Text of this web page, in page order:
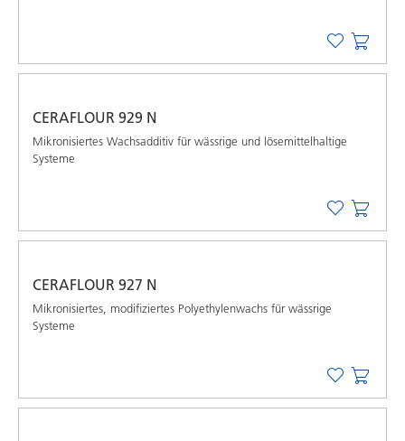
CERAFLOUR 929 N
Mikronisiertes Wachsadditiv für wässrige und lösemittelhaltige
Systeme
CERAFLOUR 927 N
Mikronisiertes, modiﬁziertes Polyethylenwachs für wässrige
Systeme